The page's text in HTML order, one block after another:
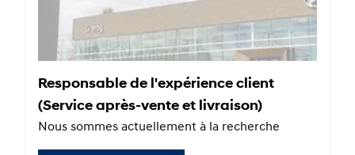
Responsable de l'expérience client
(Service après-vente et livraison)
Nous sommes actuellement à la recherche